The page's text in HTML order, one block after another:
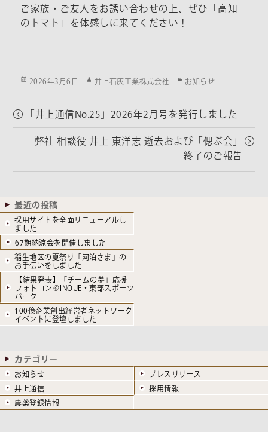
ご家族・ご友人をお誘い合わせの上、ぜひ「高知
のトマト」を体感しに来てください！
Posted
2026年3月6日 Author
井上石灰工業株式会社 Categories
お知らせ
「井上通信No.25」2026年2月号を発行しました
弊社 相談役 井上 東洋志 逝去および「偲ぶ会」
終了のご報告
最近の投稿
採用サイトを全面リニューアルし
ました
67期納涼会を開催しました
稲生地区の夏祭り「河泊さま」の
お手伝いをしました
【結果発表】「チームの夢」応援
フォトコン＠INOUE・東部スポーツ
パーク
100億企業創出経営者ネットワーク
イベントに登壇しました
カテゴリー
お知らせ
プレスリリース
井上通信
採用情報
農薬登録情報